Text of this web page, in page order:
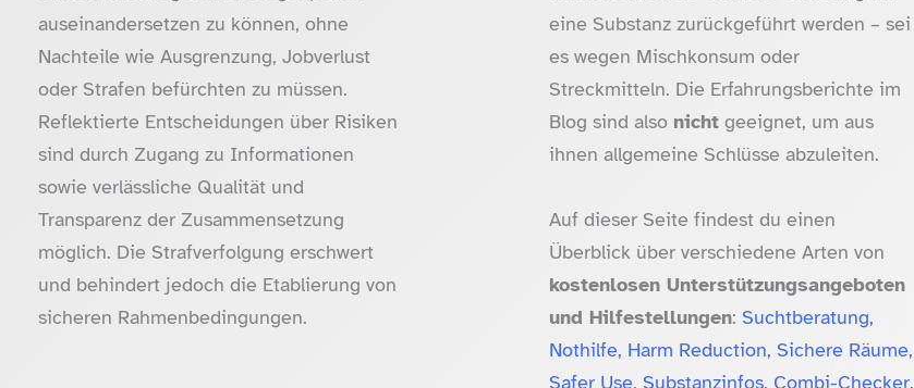
auseinandersetzen zu können, ohne
Nachteile wie Ausgrenzung, Jobverlust
oder Strafen befürchten zu müssen.
Reflektierte Entscheidungen über Risiken
sind durch Zugang zu Informationen
sowie verlässliche Qualität und
Transparenz der Zusammensetzung
möglich. Die Strafverfolgung erschwert
und behindert jedoch die Etablierung von
sicheren Rahmenbedingungen.
eine Substanz zurückgeführt werden – sei
es wegen Mischkonsum oder
Streckmitteln. Die Erfahrungsberichte im
Blog sind also nicht geeignet, um aus
ihnen allgemeine Schlüsse abzuleiten.
Auf dieser Seite findest du einen
Überblick über verschiedene Arten von
kostenlosen Unterstützungsangeboten
und Hilfestellungen: Suchtberatung,
Nothilfe, Harm Reduction, Sichere Räume,
Safer Use, Substanzinfos, Combi-Checker,